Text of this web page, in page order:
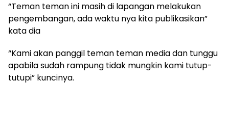
“Teman teman ini masih di lapangan melakukan
pengembangan, ada waktu nya kita publikasikan”
kata dia
“Kami akan panggil teman teman media dan tunggu
apabila sudah rampung tidak mungkin kami tutup-
tutupi” kuncinya.